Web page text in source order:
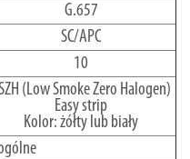
G.657
SC/APC
10
(Low Smoke Zero Halogen)
Easy strip
Kolor: żółty lub biały